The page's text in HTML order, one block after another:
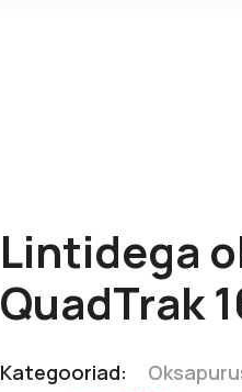
Lintidega
QuadTrak
Kategooriad: